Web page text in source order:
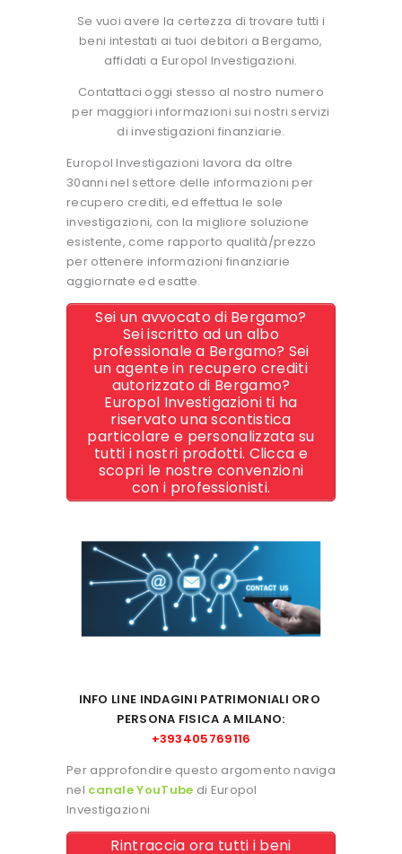
Se vuoi avere la certezza di trovare tutti i
beni intestati ai tuoi debitori a Bergamo,
affidati a Europol Investigazioni.
Contattaci oggi stesso al nostro numero
per maggiori informazioni sui nostri servizi
di investigazioni finanziarie.
Europol Investigazioni lavora da oltre
30anni nel settore delle informazioni per
recupero crediti, ed effettua le sole
investigazioni, con la migliore soluzione
esistente, come rapporto qualità/prezzo
per ottenere informazioni finanziarie
aggiornate ed esatte.
Sei un avvocato di Bergamo?
Sei iscritto ad un albo
professionale a Bergamo? Sei
un agente in recupero crediti
autorizzato di Bergamo?
Europol Investigazioni ti ha
riservato una scontistica
particolare e personalizzata su
tutti i nostri prodotti. Clicca e
scopri le nostre convenzioni
con i professionisti.
INFO LINE INDAGINI PATRIMONIALI ORO
PERSONA FISICA A MILANO:
+393405769116
Per approfondire questo argomento naviga
nel canale YouTube di Europol
Investigazioni
Rintraccia ora tutti i beni